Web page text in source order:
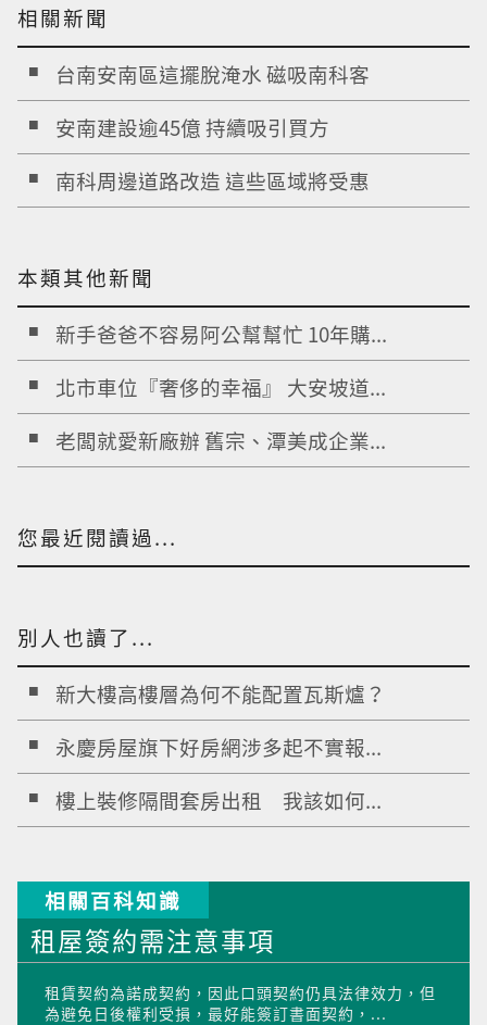
相關新聞
台南安南區這擺脫淹水 磁吸南科客
安南建設逾45億 持續吸引買方
南科周邊道路改造 這些區域將受惠
本類其他新聞
新手爸爸不容易阿公幫幫忙 10年購...
北市車位『奢侈的幸福』 大安坡道...
老闆就愛新廠辦 舊宗、潭美成企業...
您最近閱讀過...
別人也讀了...
新大樓高樓層為何不能配置瓦斯爐？
永慶房屋旗下好房網涉多起不實報...
樓上裝修隔間套房出租 我該如何...
相關百科知識
租屋簽約需注意事項
租賃契約為諾成契約，因此口頭契約仍具法律效力，但
為避免日後權利受損，最好能簽訂書面契約，...